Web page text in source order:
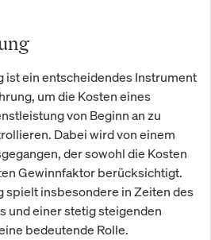
ist ein entscheidendes Instrument
um die Kosten eines
von Beginn an zu
Dabei wird von einem
der sowohl die Kosten
Gewinnfaktor berücksichtigt.
spielt insbesondere in Zeiten des
und einer stetig steigenden
bedeutende Rolle.